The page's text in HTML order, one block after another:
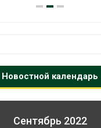
Новостной календарь
Сентябрь 2022